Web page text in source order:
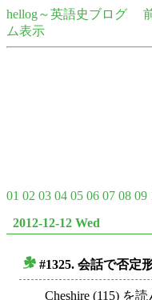
hellog～英語史ブログ
ム表示
01 02 03 04 05 06 07 08 09
2012-12-12 Wed
#1325. 会話で否定
Cheshire (115) を